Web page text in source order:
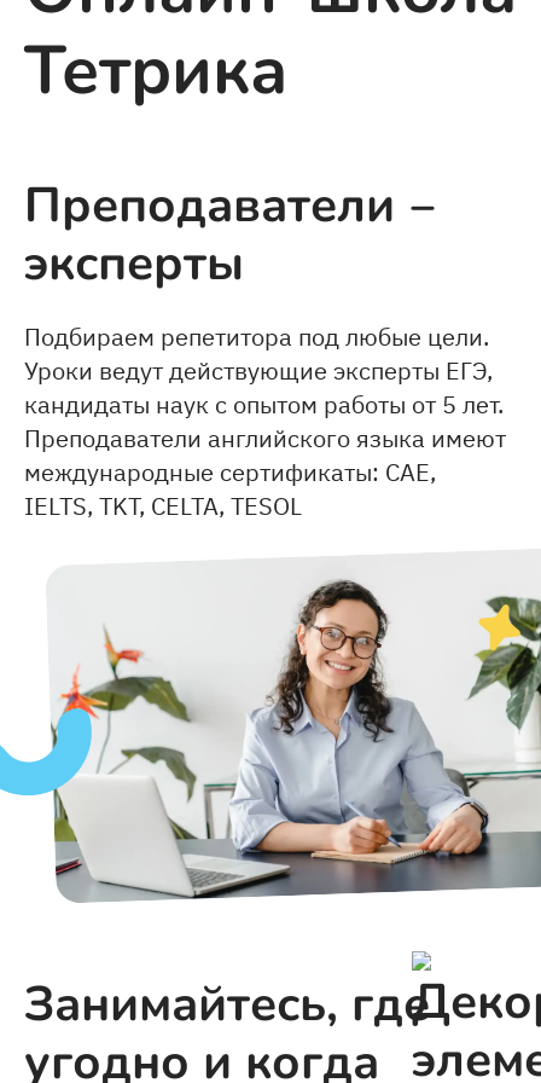
Тетрика
Преподаватели ‒
эксперты
Подбираем репетитора под любые цели.
Уроки ведут действующие эксперты ЕГЭ,
кандидаты наук с опытом работы от 5 лет.
Преподаватели английского языка имеют
международные сертификаты: CAE,
IELTS, TKT, CELTA, TESOL
Занимайтесь, где
угодно и когда